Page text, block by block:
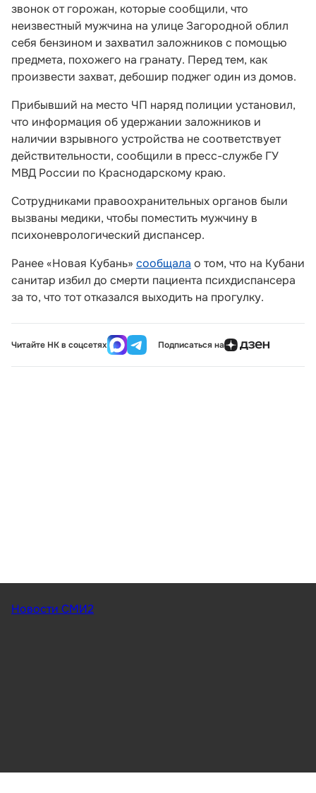
звонок от горожан, которые сообщили, что
неизвестный мужчина на улице Загородной облил
себя бензином и захватил заложников с помощью
предмета, похожего на гранату. Перед тем, как
произвести захват, дебошир поджег один из домов.
Прибывший на место ЧП наряд полиции установил,
что информация об удержании заложников и
наличии взрывного устройства не соответствует
действительности, сообщили в пресс-службе ГУ
МВД России по Краснодарскому краю.
Сотрудниками правоохранительных органов были
вызваны медики, чтобы поместить мужчину в
психоневрологический диспансер.
Ранее «Новая Кубань» сообщала о том, что на Кубани
санитар избил до смерти пациента психдиспансера
за то, что тот отказался выходить на прогулку.
Читайте НК в соцсетях Подписаться на
Новости СМИ2